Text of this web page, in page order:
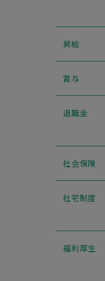
昇給
賞与
退職金
社会保険
社宅制度
福利厚生